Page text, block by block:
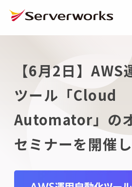
【6月2日】AWS
ツール「Cloud
Automator」の
セミナーを開催